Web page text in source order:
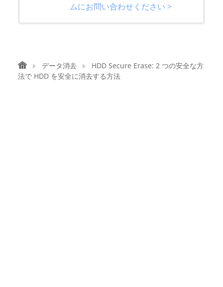
ムにお問い合わせください >
データ消去
HDD Secure Erase: 2 つの安全な方
法で HDD を安全に消去する方法